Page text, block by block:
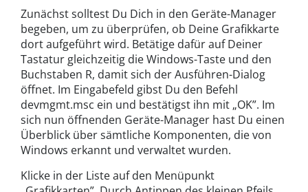
Zunächst solltest Du Dich in den Geräte-Manager
begeben, um zu überprüfen, ob Deine Grafikkarte
dort aufgeführt wird. Betätige dafür auf Deiner
Tastatur gleichzeitig die Windows-Taste und den
Buchstaben R, damit sich der Ausführen-Dialog
öffnet. Im Eingabefeld gibst Du den Befehl
devmgmt.msc ein und bestätigst ihn mit „OK”. Im
sich nun öffnenden Geräte-Manager hast Du einen
Überblick über sämtliche Komponenten, die von
Windows erkannt und verwaltet wurden.
Klicke in der Liste auf den Menüpunkt